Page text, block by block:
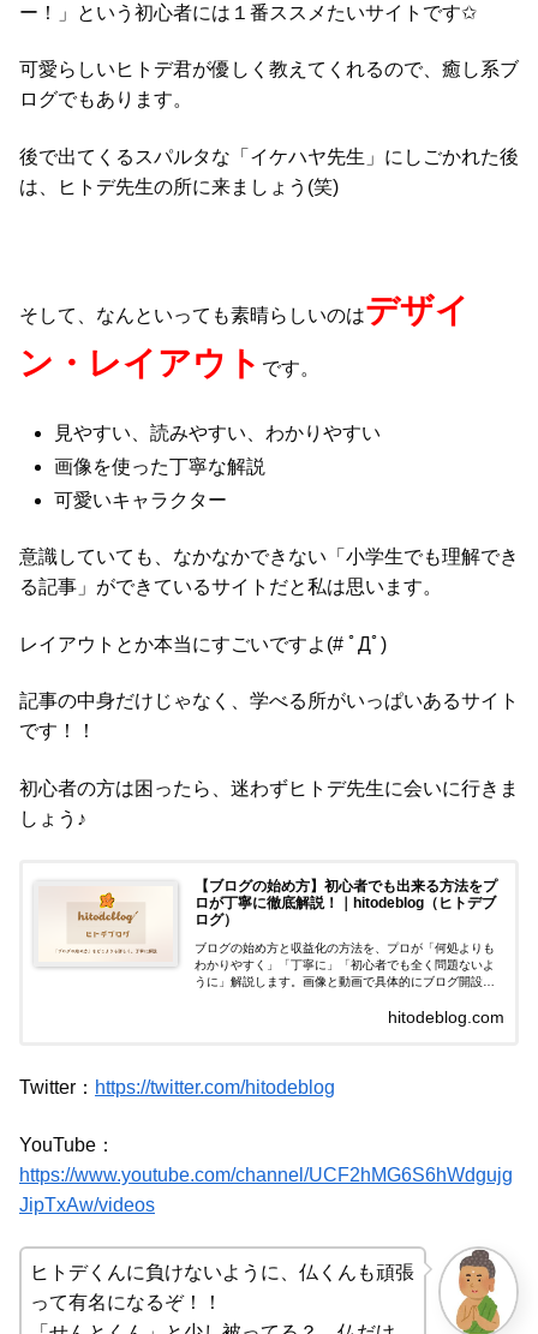
ー！」という初心者には１番ススメたいサイトです✩
可愛らしいヒトデ君が優しく教えてくれるので、癒し系ブ
ログでもあります。
後で出てくるスパルタな「イケハヤ先生」にしごかれた後
は、ヒトデ先生の所に来ましょう(笑)
そして、なんといっても素晴らしいのはデザイ
ン・レイアウト です。
見やすい、読みやすい、わかりやすい
画像を使った丁寧な解説
可愛いキャラクター
意識していても、なかなかできない「小学生でも理解でき
る記事」ができているサイトだと私は思います。
レイアウトとか本当にすごいですよ(# ﾟДﾟ)
記事の中身だけじゃなく、学べる所がいっぱいあるサイト
です！！
初心者の方は困ったら、迷わずヒトデ先生に会いに行きま
しょう♪
【ブログの始め方】初心者でも出来る方法をプ
ロが丁寧に徹底解説！｜hitodeblog（ヒトデブ
ログ）
ブログの始め方と収益化の方法を、プロが「何処よりも
わかりやすく」「丁寧に」「初心者でも全く問題ないよ
うに」解説します。画像と動画で具体的にブログ開設の
hitodeblog.com
Twitter： https://twitter.com/hitodeblog
YouTube：
https://www.youtube.com/channel/UCF2hMG6S6hWdgujg
JipTxAw/videos
ヒトデくんに負けないように、仏くんも頑張
って有名になるぞ！！